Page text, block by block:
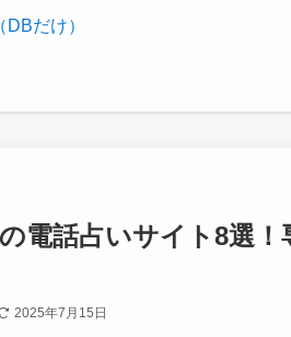
電話占いサイト8選
2025年7月15日